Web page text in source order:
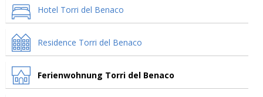
Hotel Torri del Benaco
Residence Torri del Benaco
Ferienwohnung Torri del Benaco